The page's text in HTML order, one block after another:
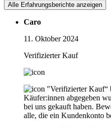
Alle Erfahrungsberichte anzeigen
Caro
11. Oktober 2024
Verifizierter Kauf
"Verifizierter Kauf“
Käufer:innen abgegeben
bei uns gekauft haben.
alle, die ein Kundenkonto